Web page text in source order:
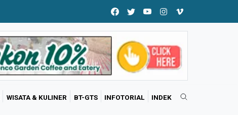
WISATA & KULINER BT-GTS INFOTORIAL INDEK